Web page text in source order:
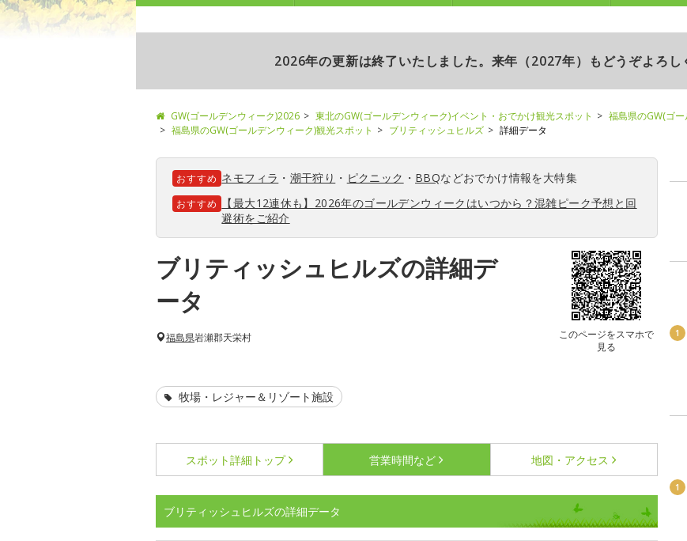
2026年の更新は終了いたしました。来年（2027年）もどうぞよろし
GW(ゴールデンウィーク)2026 東北のGW(ゴールデンウィーク)イベント・おでかけ観光スポット
福島県のGW(ゴ
福島県のGW(ゴールデンウィーク)観光スポット
ブリティッシュヒルズ 詳細データ
おすすめ ネモフィラ ・ 潮干狩り ・ ピクニック ・ BBQなどおでかけ情報を大特集
おすすめ
【最大12連休も】2026年のゴールデンウィークはいつから？混雑ピーク予想と回
避術をご紹介
ブリティッシュヒルズの詳細デ
ータ
このページをスマホで
見る
福島県岩瀬郡天栄村
牧場・レジャー＆リゾート施設
スポット詳細 トップ 営業時間など 地図・アクセス
ブリティッシュヒルズの詳細データ
1
1